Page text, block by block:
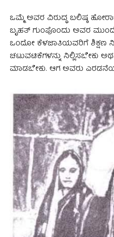
ಒಮ್ಮೆ ಅವರ ವಿರುದ್ಧ ಬಲಿಷ್ಠ
ಬೃಹತ್ ಗುಂಪೊಂದು ಅವರ ಮುಂದೆ
ಒಂದೋ ಕೆಳಜಾತಿಯವರಿಗೆ ಶಿಕ್ಷಣ
ಚಟುವಟಿಕೆಗಳನ್ನು ನಿಲ್ಲಿಸಬೇಕು
ಮಾಡಬೇಕು. ಆಗ ಅವರು